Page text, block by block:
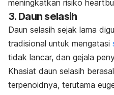
meningkatkan risiko
3. Daun selasih
Daun selasih sejak lama
tradisional untuk mengatasi
tidak lancar, dan gejala
Khasiat daun selasih
terpenoidnya, terutama